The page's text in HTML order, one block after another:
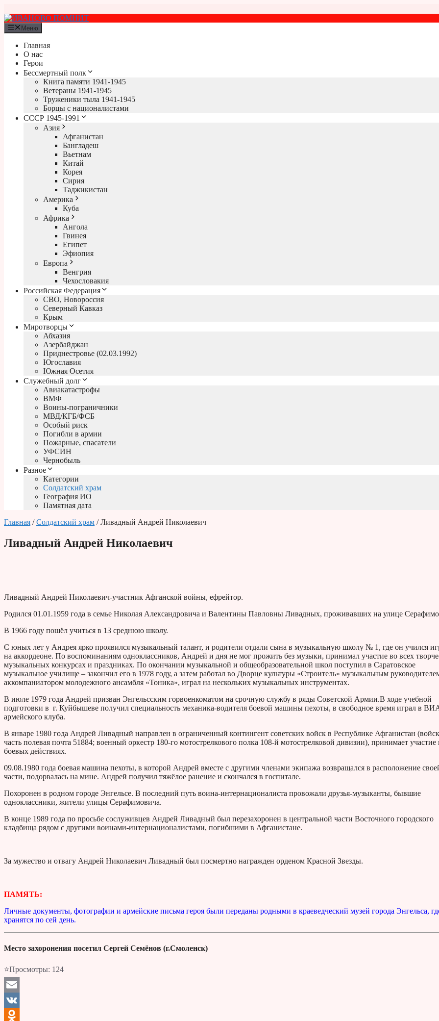
к
содержимому
Меню
Главная
О нас
Герои
Бессмертный полк
Книга памяти 1941-1945
Ветераны 1941-1945
Труженики тыла 1941-1945
Борцы с националистами
СССР 1945-1991
Азия
Афганистан
Бангладеш
Вьетнам
Китай
Корея
Сирия
Таджикистан
Америка
Куба
Африка
Ангола
Гвинея
Египет
Эфиопия
Европа
Венгрия
Чехословакия
Российская Федерация
СВО, Новороссия
Северный Кавказ
Крым
Миротворцы
Абхазия
Азербайджан
Приднестровье (02.03.1992)
Югославия
Южная Осетия
Служебный долг
Авиакатастрофы
ВМФ
Воины-пограничники
МВД/КГБ/ФСБ
Особый риск
Погибли в армии
Пожарные, спасатели
УФСИН
Чернобыль
Разное
Категории
Солдатский храм
География ИО
Памятная дата
Главная /Солдатский храм / Ливадный Андрей Николаевич
Ливадный Андрей Николаевич
Ливадный Андрей Николаевич-участник Афганской войны, ефрейтор.
Родился 01.01.1959 года в семье Николая Александровича и Валентины Павловны Ливадных, проживавших на улице
В 1966 году пошёл учиться в 13 среднюю школу.
С юных лет у Андрея ярко проявился музыкальный талант, и родители отдали сына в музыкальную школу № 1, где он учился
на аккордеоне. По воспоминаниям одноклассников, Андрей и дня не мог прожить без музыки, принимал участие во всех
музыкальных конкурсах и праздниках. По окончании музыкальной и общеобразовательной школ поступил в Саратовское
музыкальное училище – закончил его в 1978 году, а затем работал во Дворце культуры «Строитель» музыкальным
аккомпаниатором молодежного ансамбля «Тоника», играл на нескольких музыкальных инструментах.
В июле 1979 года Андрей призван Энгельсским горвоенкоматом на срочную службу в ряды Советской Армии.В ходе учебной
подготовки в г. Куйбышеве получил специальность механика-водителя боевой машины пехоты, в свободное время играл в
армейского клуба.
В январе 1980 года Андрей Ливадный направлен в ограниченный контингент советских войск в Республике Афганистан
часть полевая почта 51884; военный оркестр 180-го мотострелкового полка 108-й мотострелковой дивизии), принимает участие
боевых действиях.
09.08.1980 года боевая машина пехоты, в которой Андрей вместе с другими членами экипажа возвращался в расположение
части, подорвалась на мине. Андрей получил тяжёлое ранение и скончался в госпитале.
Похоронен в родном городе Энгельсе. В последний путь воина-интернационалиста провожали друзья-музыканты, бывшие
одноклассники, жители улицы Серафимовича.
В конце 1989 года по просьбе сослуживцев Андрей Ливадный был перезахоронен в центральной части Восточного городского
кладбища рядом с другими воинами-интернационалистами, погибшими в Афганистане.
За мужество и отвагу Андрей Николаевич Ливадный был посмертно награжден орденом Красной Звезды.
ПАМЯТЬ:
Личные документы, фотографии и армейские письма героя были переданы родными в краеведческий музей города Энгельса,
хранятся по сей день.
Место захоронения посетил Сергей Семёнов (г.Смоленск)
⭐Просмотры: 124
Email
VK